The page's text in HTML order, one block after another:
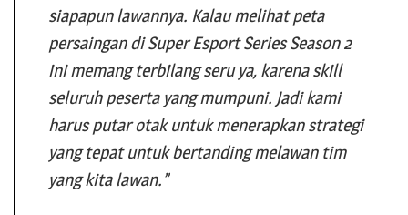
siapapun lawannya. Kalau melihat peta
persaingan di Super Esport Series Season 2
ini memang terbilang seru ya, karena skill
seluruh peserta yang mumpuni. Jadi kami
harus putar otak untuk menerapkan strategi
yang tepat untuk bertanding melawan tim
yang kita lawan.”